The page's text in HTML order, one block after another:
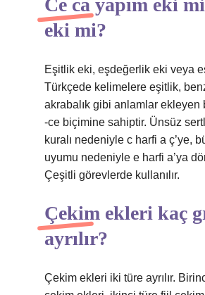
Ce ca yapım eki
eki mi?
Eşitlik eki, eşdeğerlik eki veya
Türkçede kelimelere eşitlik,
akrabalık gibi anlamlar ekleyen
-ce biçimine sahiptir. Ünsüz
kuralı nedeniyle c harfi a ç’ye,
uyumu nedeniyle e harfi a’ya
Çeşitli görevlerde kullanılır.
Çekim ekleri kaç
ayrılır?
Çekim ekleri iki türe ayrılır.